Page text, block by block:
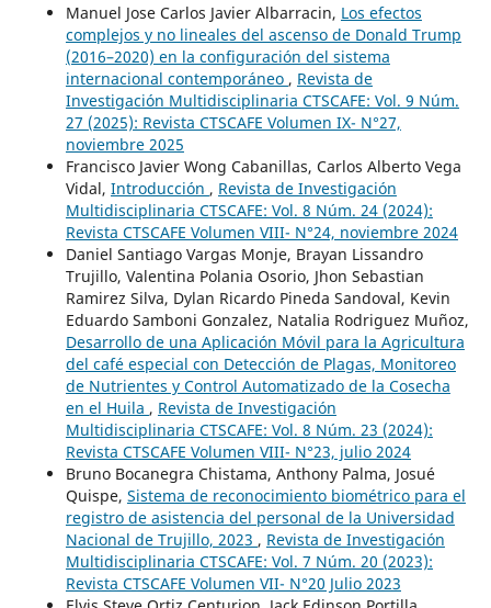
Manuel Jose Carlos Javier Albarracin, Los efectos
complejos y no lineales del ascenso de Donald Trump
(2016–2020) en la configuración del sistema
internacional contemporáneo , Revista de
Investigación Multidisciplinaria CTSCAFE: Vol. 9 Núm.
27 (2025): Revista CTSCAFE Volumen IX- N°27,
noviembre 2025
Francisco Javier Wong Cabanillas, Carlos Alberto Vega
Vidal, Introducción , Revista de Investigación
Multidisciplinaria CTSCAFE: Vol. 8 Núm. 24 (2024):
Revista CTSCAFE Volumen VIII- N°24, noviembre 2024
Daniel Santiago Vargas Monje, Brayan Lissandro
Trujillo, Valentina Polania Osorio, Jhon Sebastian
Ramirez Silva, Dylan Ricardo Pineda Sandoval, Kevin
Eduardo Samboni Gonzalez, Natalia Rodriguez Muñoz,
Desarrollo de una Aplicación Móvil para la Agricultura
del café especial con Detección de Plagas, Monitoreo
de Nutrientes y Control Automatizado de la Cosecha
en el Huila , Revista de Investigación
Multidisciplinaria CTSCAFE: Vol. 8 Núm. 23 (2024):
Revista CTSCAFE Volumen VIII- N°23, julio 2024
Bruno Bocanegra Chistama, Anthony Palma, Josué
Quispe, Sistema de reconocimiento biométrico para el
registro de asistencia del personal de la Universidad
Nacional de Trujillo, 2023 , Revista de Investigación
Multidisciplinaria CTSCAFE: Vol. 7 Núm. 20 (2023):
Revista CTSCAFE Volumen VII- N°20 Julio 2023